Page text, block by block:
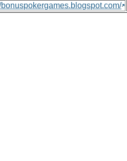
bonuspokergames.blogspot.com/